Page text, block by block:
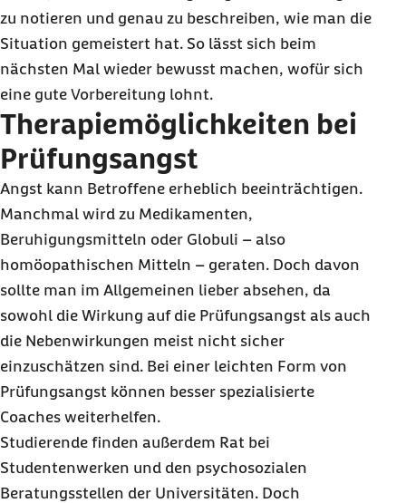
zu notieren und genau zu beschreiben, wie man die
Situation gemeistert hat. So lässt sich beim
nächsten Mal wieder bewusst machen, wofür sich
eine gute Vorbereitung lohnt.
Therapiemöglichkeiten bei
Prüfungsangst
Angst kann Betroffene erheblich beeinträchtigen.
Manchmal wird zu Medikamenten,
Beruhigungsmitteln oder Globuli – also
homöopathischen Mitteln – geraten. Doch davon
sollte man im Allgemeinen lieber absehen, da
sowohl die Wirkung auf die Prüfungsangst als auch
die Nebenwirkungen meist nicht sicher
einzuschätzen sind. Bei einer leichten Form von
Prüfungsangst können besser spezialisierte
Coaches weiterhelfen.
Studierende finden außerdem Rat bei
Studentenwerken und den psychosozialen
Beratungsstellen der Universitäten. Doch